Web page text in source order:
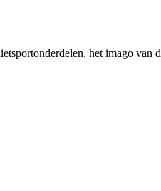
het imago van